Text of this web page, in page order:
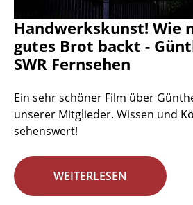
Handwerkskunst! Wie
gutes Brot backt -
SWR Fernsehen
Ein sehr schöner Film über
unserer Mitglieder. Wissen und
sehenswert!
WEITERLESEN